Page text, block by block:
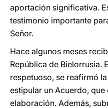
aportación significativa.
testimonio importante
Señor.
Hace algunos meses
República de Bielorrusia.
respetuoso, se reafirmó
estipular un Acuerdo, que
elaboración. Además,